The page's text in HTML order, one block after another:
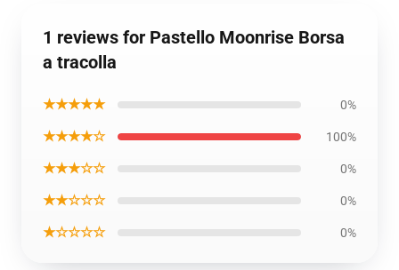
1 reviews for Pastello Moonrise Borsa
a tracolla
★★★★★ 0%
★★★★☆ 100%
★★★☆☆ 0%
★★☆☆☆ 0%
★☆☆☆☆ 0%